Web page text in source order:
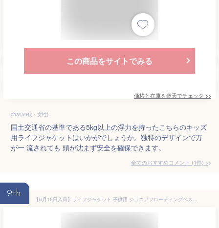
この商品をサイトでみる
価格と在庫を楽天でチェック >>
chai(50代・女性)
国土交通省の基準である5kg以上の浮力を持ったこちらのキッズ
用ライフジャケットはいかがでしょうか。独特のデザインで万
が一 流されても 頭が沈まず安全を確保できます。
全てのおすすめコメント (1件) >
9th
【6月15日入荷】ライフジャケット 子供用 ジュニアフローティングベスト FV-6116n NEW 釣り 川遊び 水遊び用 こども用 ファインジャパン